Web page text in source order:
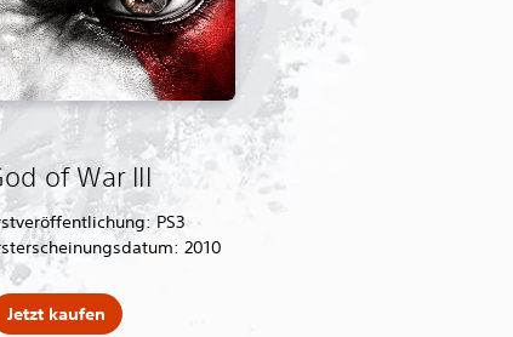
of War III
PS3
2010
Jetzt kaufen